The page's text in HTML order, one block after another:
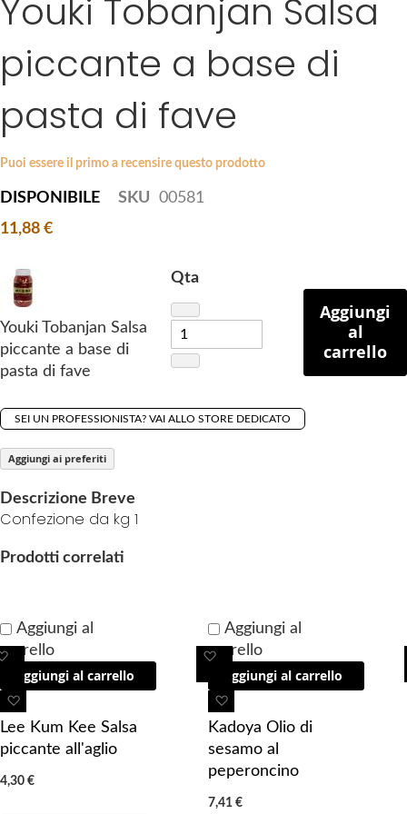
g
a
r
y
p
t
o
e
b
g
i
n
g
f
t
h
m
g
g
a
l
e
r
y
Youki Tobanjan Salsa
piccante a base di
pasta di fave
Puoi essere il primo a recensire questo prodotto
DISPONIBILE SKU
00581
11,88 €
Youki Tobanjan Salsa
piccante a base di
pasta di fave
Qta
Aggiungi
al
carrello
SEI UN PROFESSIONISTA? VAI ALLO STORE DEDICATO
Aggiungi ai preferiti
Descrizione Breve
Confezione da kg 1
Prodotti correlati
Aggiungi al
carrello
Aggiungi al carrello
g
g
u
Lee Kum Kee Salsa
piccante all'aglio
4,30 €
g
i
u
g
Aggiungi al
carrello
Aggiungi al carrello
g
g
i
n
Kadoya Olio di
sesamo al
peperoncino
7,41 €
g
i
u
n
i